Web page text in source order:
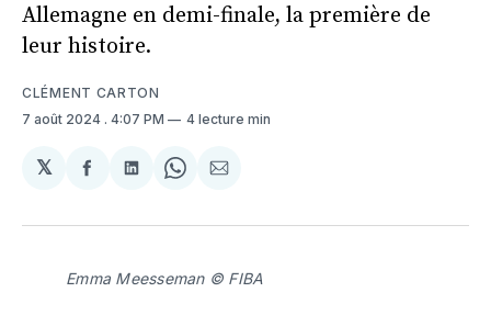
Allemagne en demi-finale, la première de
leur histoire.
CLÉMENT CARTON
7 août 2024 . 4:07 PM 4 lecture min
𝕏
Partager
Facebook
Partager
LinkedIn
Share
WhatsApp
Partager
Courriel
Emma Meesseman © FIBA